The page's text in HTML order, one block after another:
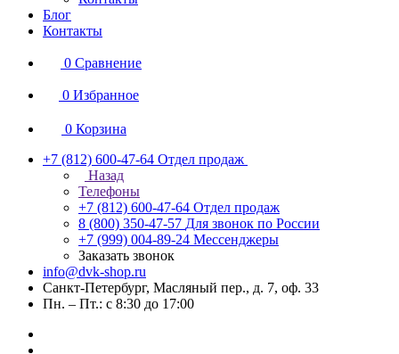
Блог
Контакты
0 Сравнение
0 Избранное
0 Корзина
+7 (812) 600-47-64 Отдел продаж
Назад
Телефоны
+7 (812) 600-47-64 Отдел продаж
8 (800) 350-47-57 Для звонок по России
+7 (999) 004-89-24 Мессенджеры
Заказать звонок
info@dvk-shop.ru
Санкт-Петербург, Масляный пер., д. 7, оф. 33
Пн. – Пт.: с 8:30 до 17:00